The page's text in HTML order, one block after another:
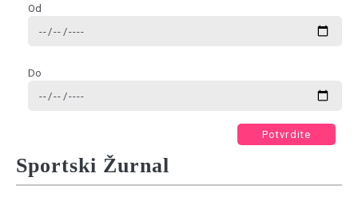
Od
Do
Potvrdite
Sportski Žurnal